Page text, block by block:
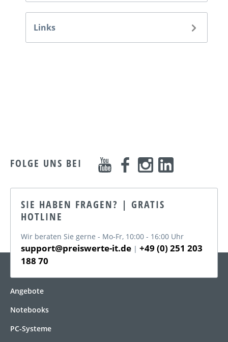
Links
FOLGE UNS BEI
SIE HABEN FRAGEN? | GRATIS
HOTLINE
Wir beraten Sie gerne - Mo-Fr, 10:00 - 16:00 Uhr
support@preiswerte-it.de | +49 (0) 251 203
188 70
Angebote
Notebooks
PC-Systeme